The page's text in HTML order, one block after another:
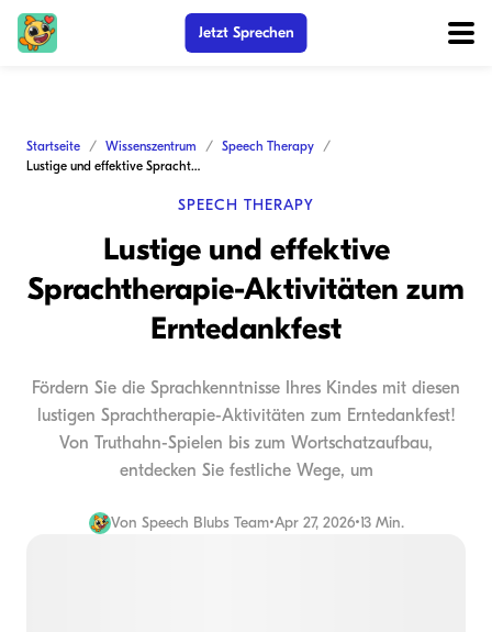
Jetzt Sprechen
Startseite Wissenszentrum
Speech Therapy
Lustige und effektive Sprachtherapie-Aktivitäten zum Erntedankfest
SPEECH THERAPY
Lustige und effektive
Sprachtherapie-Aktivitäten zum
Erntedankfest
Fördern Sie die Sprachkenntnisse Ihres Kindes mit diesen
lustigen Sprachtherapie-Aktivitäten zum Erntedankfest!
Von Truthahn-Spielen bis zum Wortschatzaufbau,
entdecken Sie festliche Wege, um
Von Speech Blubs Team•Apr 27, 2026•13 Min.